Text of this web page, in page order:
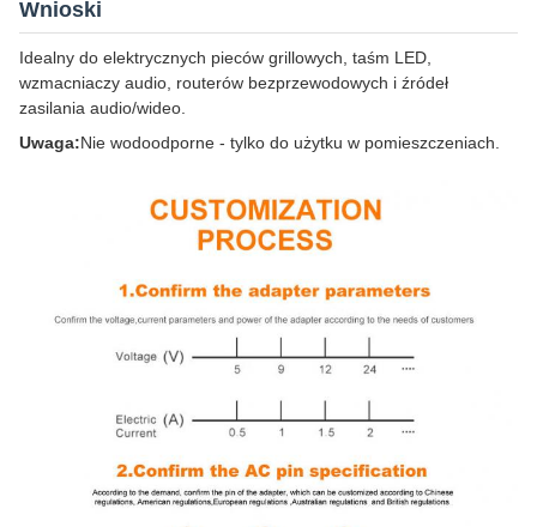
Wnioski
Idealny do elektrycznych pieców grillowych, taśm LED,
wzmacniaczy audio, routerów bezprzewodowych i źródeł
zasilania audio/wideo.
Uwaga:Nie wodoodporne - tylko do użytku w pomieszczeniach.